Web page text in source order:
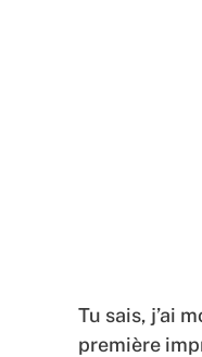
Tu sais, j’ai
première